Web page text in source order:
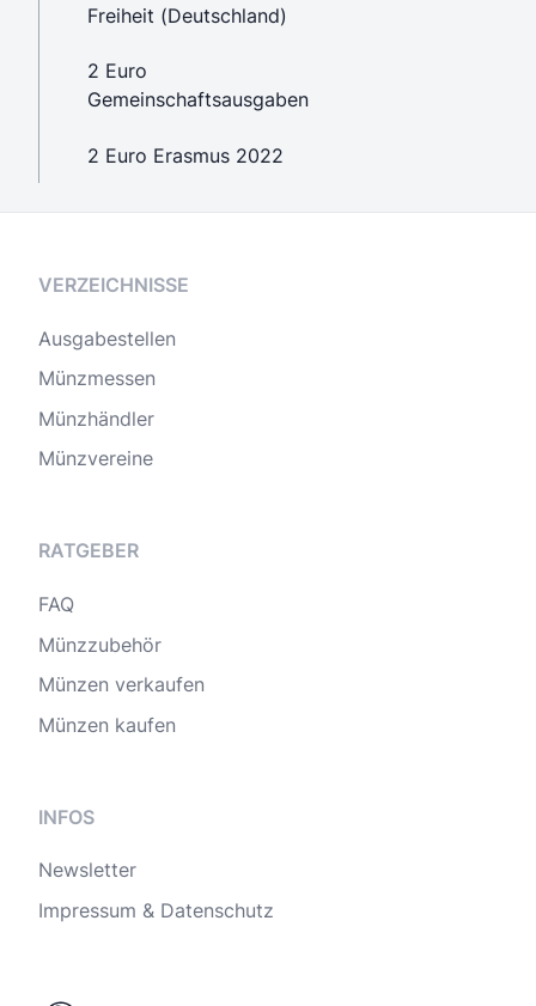
Freiheit (Deutschland)
2 Euro
Gemeinschaftsausgaben
2 Euro Erasmus 2022
VERZEICHNISSE
Ausgabestellen
Münzmessen
Münzhändler
Münzvereine
RATGEBER
FAQ
Münzzubehör
Münzen verkaufen
Münzen kaufen
INFOS
Newsletter
Impressum & Datenschutz